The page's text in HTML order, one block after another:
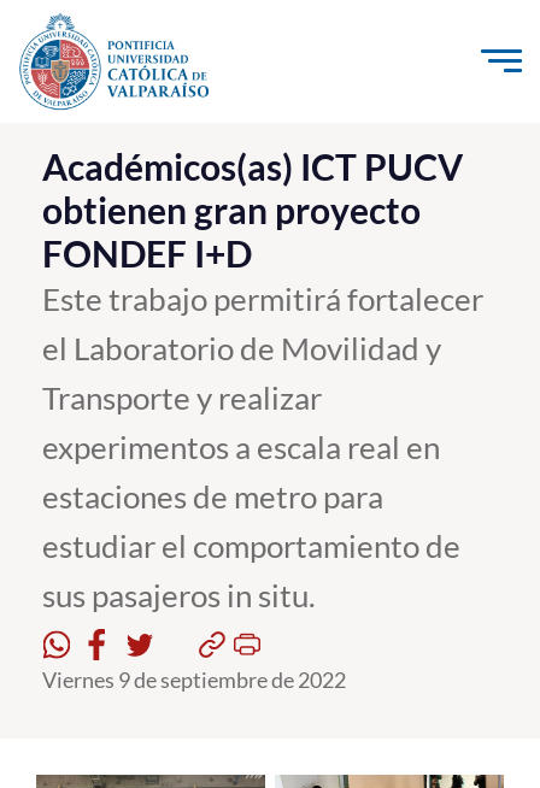
Click acá para ir directamente al contenido
La Universidad
Investigación, Creación e Innovación
PUCV Internacional
Vinculación con el Medio
Estudiantes
Académicos
Funcionarios
Académicos(as) ICT PUCV
obtienen gran proyecto
FONDEF I+D
Este trabajo permitirá fortalecer
el Laboratorio de Movilidad y
Transporte y realizar
experimentos a escala real en
estaciones de metro para
estudiar el comportamiento de
sus pasajeros in situ.
Viernes 9 de septiembre de 2022